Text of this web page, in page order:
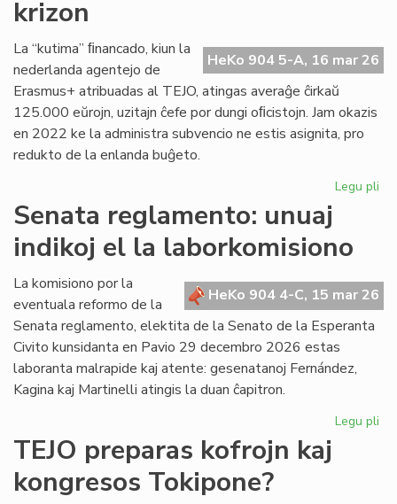
krizon
HeKo 904 5-A, 16 mar 26
La “kutima” ﬁnancado, kiun la
nederlanda agentejo de
Erasmus+ atribuadas al TEJO, atingas averaĝe ĉirkaŭ
125.000 eŭrojn, uzitajn ĉefe por dungi oﬁcistojn. Jam okazis
en 2022 ke la administra subvencio ne estis asignita, pro
redukto de la enlanda buĝeto.
Legu pli
Senata reglamento: unuaj
indikoj el la laborkomisiono
HeKo 904 4-C, 15 mar 26
La komisiono por la
eventuala reformo de la
Senata reglamento, elektita de la Senato de la Esperanta
Civito kunsidanta en Pavio 29 decembro 2026 estas
laboranta malrapide kaj atente: gesenatanoj Fernández,
Kagina kaj Martinelli atingis la duan ĉapitron.
Legu pli
TEJO preparas kofrojn kaj
kongresos Tokipone?